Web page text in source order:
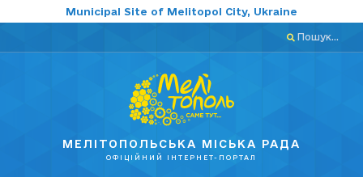
Municipal Site of Melitopol City, Ukraine
Пошук...
МЕЛІТОПОЛЬСЬКА МІСЬКА РАДА
ОФІЦІЙНИЙ ІНТЕРНЕТ-ПОРТАЛ